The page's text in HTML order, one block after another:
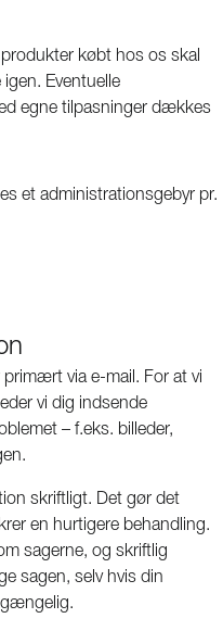
købt hos os skal
Eventuelle
egne tilpasninger dækkes
et administrationsgebyr pr.
via e-mail. For at vi
vi dig indsende
– f.eks. billeder,
skriftligt. Det gør det
en hurtigere behandling.
sagerne, og skriftlig
sagen, selv hvis din